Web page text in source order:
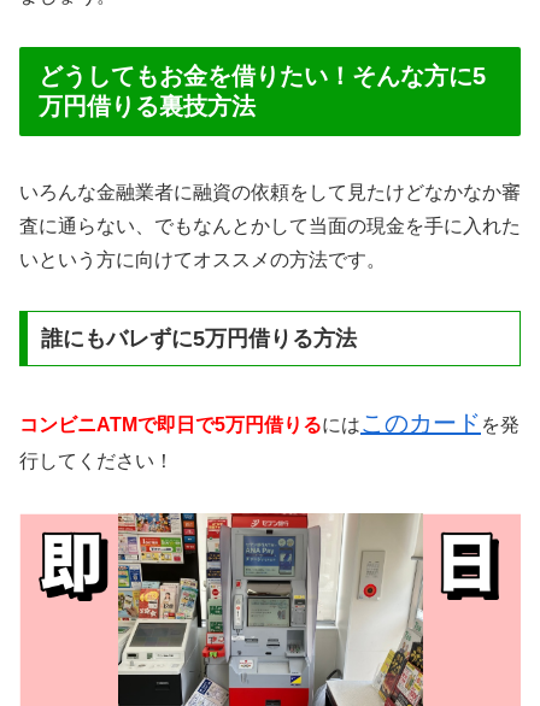
どうしてもお金を借りたい！そんな方に5
万円借りる裏技方法
いろんな金融業者に融資の依頼をして見たけどなかなか審
査に通らない、でもなんとかして当面の現金を手に入れた
いという方に向けてオススメの方法です。
誰にもバレずに5万円借りる方法
コンビニATMで即日で5万円借りるにはこのカード を発
行してください！